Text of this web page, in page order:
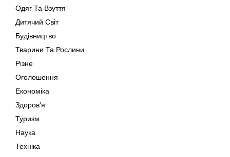
Одяг Та Взуття
Дитячий Світ
Будівництво
Тварини Та Рослини
Різне
Оголошення
Економіка
Здоров'я
Туризм
Наука
Техніка